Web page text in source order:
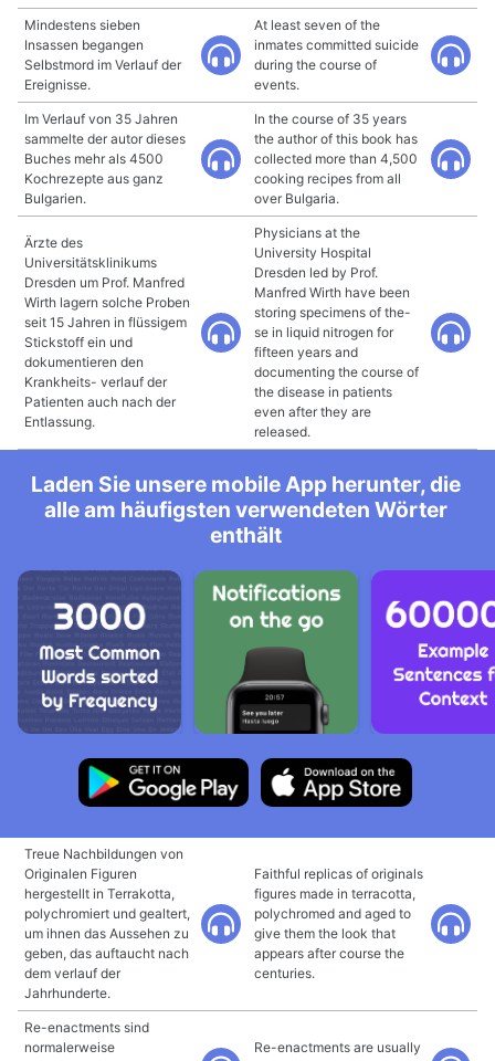
Mindestens sieben
Insassen begangen
Selbstmord im Verlauf der
Ereignisse.
At least seven of the
inmates committed suicide
during the course of
events.
Im Verlauf von 35 Jahren
sammelte der autor dieses
Buches mehr als 4500
Kochrezepte aus ganz
Bulgarien.
In the course of 35 years
the author of this book has
collected more than 4,500
cooking recipes from all
over Bulgaria.
Ärzte des
Universitätsklinikums
Dresden um Prof. Manfred
Wirth lagern solche Proben
seit 15 Jahren in flüssigem
Stickstoff ein und
dokumentieren den
Krankheits- verlauf der
Patienten auch nach der
Entlassung.
Physicians at the
University Hospital
Dresden led by Prof.
Manfred Wirth have been
storing specimens of the-
se in liquid nitrogen for
fifteen years and
documenting the course of
the disease in patients
even after they are
released.
Laden Sie unsere mobile App herunter, die
alle am häufigsten verwendeten Wörter
enthält
Treue Nachbildungen von
Originalen Figuren
hergestellt in Terrakotta,
polychromiert und gealtert,
um ihnen das Aussehen zu
geben, das auftaucht nach
dem verlauf der
Jahrhunderte.
Faithful replicas of originals
figures made in terracotta,
polychromed and aged to
give them the look that
appears after course the
centuries.
Re-enactments sind
normalerweise
Re-enactments are usually